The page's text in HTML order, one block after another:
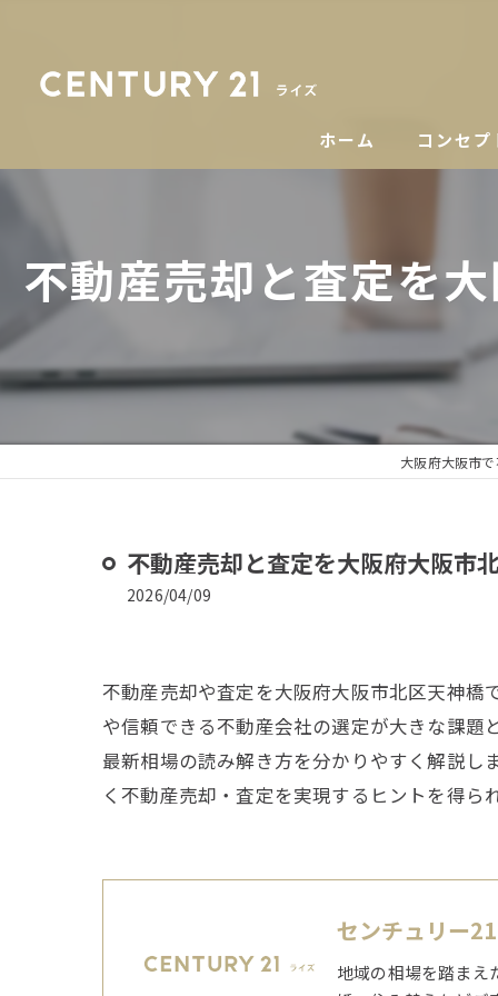
ホーム コンセプ
不動産売却と査定を
大阪府大阪市
不動産売却と査定を大阪府大阪市
2026/04/09
不動産売却や査定を大阪府大阪市北区天神橋
や信頼できる不動産会社の選定が大きな課題
最新相場の読み解き方を分かりやすく解説し
く不動産売却・査定を実現するヒントを得ら
センチュリー
地域の相場を踏まえ